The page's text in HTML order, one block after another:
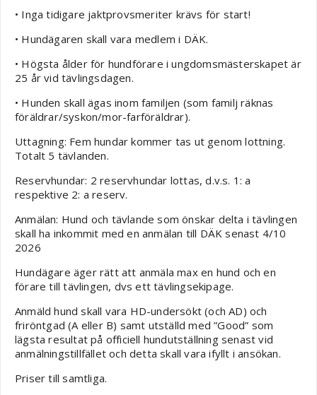
• Inga tidigare jaktprovsmeriter krävs för start!
• Hundägaren skall vara medlem i DÄK.
• Högsta ålder för hundförare i ungdomsmästerskapet är
25 år vid tävlingsdagen.
• Hunden skall ägas inom familjen (som familj räknas
föräldrar/syskon/mor-farföräldrar).
Uttagning: Fem hundar kommer tas ut genom lottning.
Totalt 5 tävlanden.
Reservhundar: 2 reservhundar lottas, d.v.s. 1: a
respektive 2: a reserv.
Anmälan: Hund och tävlande som önskar delta i tävlingen
skall ha inkommit med en anmälan till DÄK senast 4/10
2026
Hundägare äger rätt att anmäla max en hund och en
förare till tävlingen, dvs ett tävlingsekipage.
Anmäld hund skall vara HD-undersökt (och AD) och
friröntgad (A eller B) samt utställd med ”Good” som
lägsta resultat på officiell hundutställning senast vid
anmälningstillfället och detta skall vara ifyllt i ansökan.
Priser till samtliga.